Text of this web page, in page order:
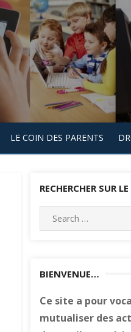
LE COIN DES PARENTS
RECHERCHER SUR
Search
for:
BIENVENUE…
Ce site a pour
mutualiser des